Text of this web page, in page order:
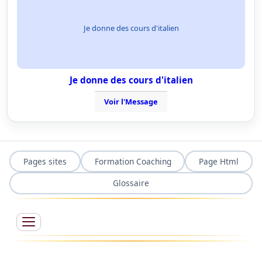
Je donne des cours d'italien
Je donne des cours d'italien
Voir l'Message
Pages sites Formation Coaching
Page Html
Glossaire